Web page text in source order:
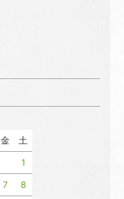
金 土
1
7 8